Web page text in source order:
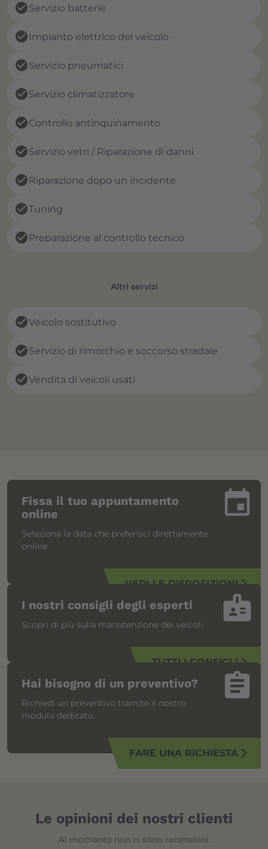
check_circleServizio batterie
check_circle Impianto elettrico del veicolo
check_circleServizio pneumatici
check_circleServizio climatizzatore
check_circleControllo antinquinamento
check_circleServizio vetri / Riparazione di danni
check_circle Riparazione dopo un incidente
check_circleTuning
check_circle Preparazione al controllo tecnico
Altri servizi
check_circleVeicolo sostitutivo
check_circleServizio di rimorchio e soccorso stradale
check_circleVendita di veicoli usati
insert_invitation
Fissa il tuo appuntamento
online
Seleziona la data che preferisci direttamente
online.
VEDI LE DISPOSIZIONIarrow_forward_ios
badge
I nostri consigli degli esperti
Scopri di più sulla manutenzione dei veicoli.
TUTTI I CONSIGLIarrow_forward_ios
assignment
Hai bisogno di un preventivo?
Richiedi un preventivo tramite il nostro
modulo dedicato.
FARE UNA RICHIESTA arrow_forward_ios
Le opinioni dei nostri clienti
Al momento non ci sono recensioni.